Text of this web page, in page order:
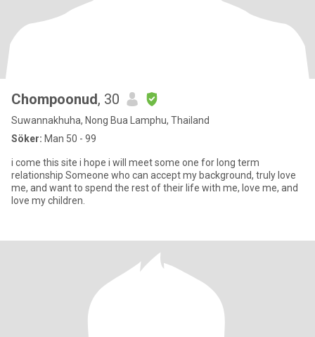
Chompoonud, 30
Suwannakhuha, Nong Bua Lamphu, Thailand
Söker: Man 50 - 99
i come this site i hope i will meet some one for long term
relationship Someone who can accept my background, truly love
me, and want to spend the rest of their life with me, love me, and
love my children.